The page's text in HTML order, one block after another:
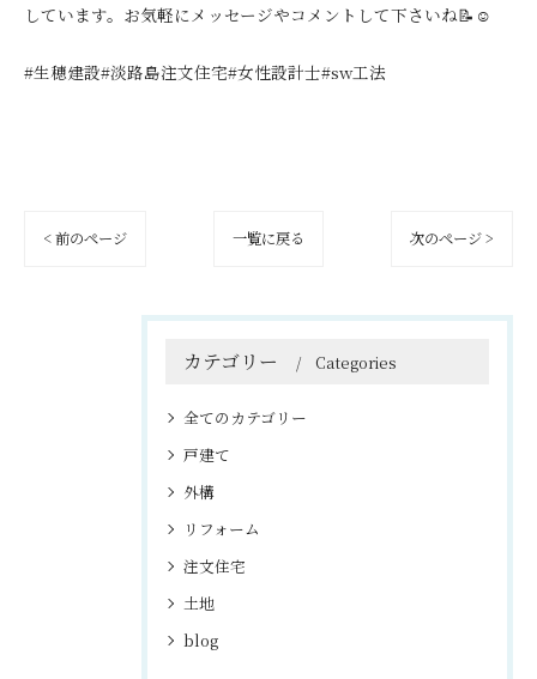
しています。お気軽にメッセージやコメントして下さいね📝☺️
#生穂建設#淡路島注文住宅#女性設計士#sw工法
< 前のページ 一覧に戻る 次のページ >
カテゴリー Categories
全てのカテゴリー
戸建て
外構
リフォーム
注文住宅
土地
blog